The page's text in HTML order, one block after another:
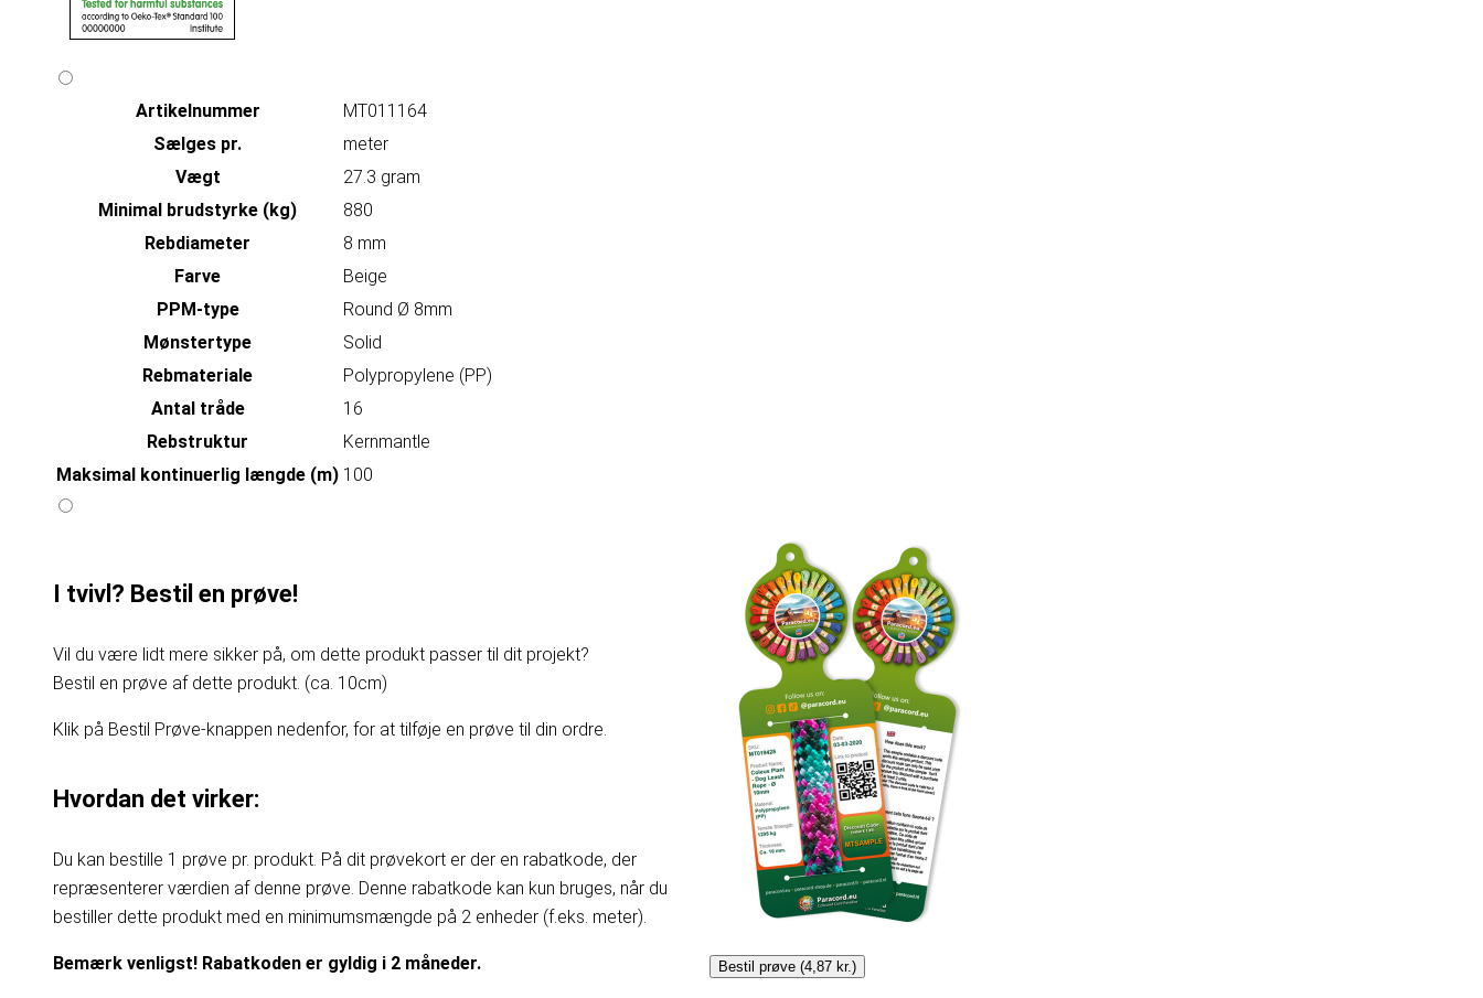
Artikelnummer
MT011164
Sælges pr.
meter
Vægt
27.3 gram
Minimal brudstyrke (kg)
880
Rebdiameter
8 mm
Farve
Beige
PPM-type
Round Ø 8mm
Mønstertype
Solid
Rebmateriale
Polypropylene (PP)
Antal tråde
16
Rebstruktur
Kernmantle
Maksimal kontinuerlig længde (m) 100
I tvivl? Bestil en prøve!
Vil du være lidt mere sikker på, om dette produkt passer til dit projekt?
Bestil en prøve af dette produkt. (ca. 10cm)
Klik på Bestil Prøve-knappen nedenfor, for at tilføje en prøve til din ordre.
Hvordan det virker:
Du kan bestille 1 prøve pr. produkt. På dit prøvekort er der en rabatkode, der
repræsenterer værdien af denne prøve. Denne rabatkode kan kun bruges, når du
bestiller dette produkt med en minimumsmængde på 2 enheder (f.eks. meter).
Bemærk venligst! Rabatkoden er gyldig i 2 måneder. Bestil prøve (4,87 kr.)